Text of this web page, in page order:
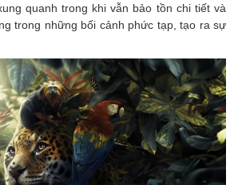
quanh trong khi vẫn bảo tồn chi tiết và
trong những bối cảnh phức tạp, tạo ra sự